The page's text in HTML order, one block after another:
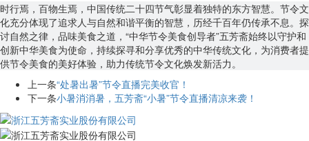
时行焉，百物生焉，中国传统二十四节气彰显着独特的东方智慧。节令文
化充分体现了追求人与自然和谐平衡的智慧，历经千百年仍传承不息。探
讨自然之律，品味美食之道，“中华节令美食创导者”五芳斋始终以守护和
创新中华美食为使命，持续探寻和分享优秀的中华传统文化，为消费者提
供节令美食的美好体验，助力传统节令文化焕发新活力。
上一条“处暑出暑”节令直播完美收官！
下一条小暑消消暑，五芳斋“小暑”节令直播清凉来袭！